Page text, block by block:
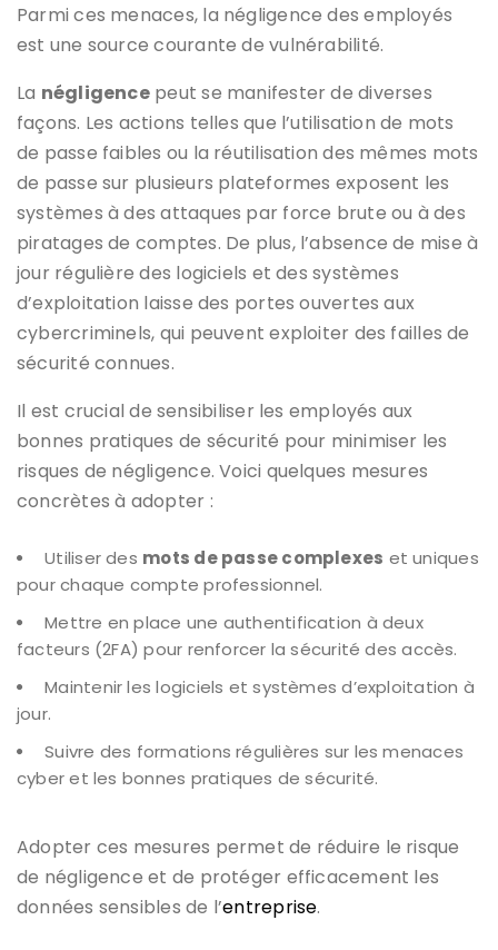
Parmi ces menaces, la négligence des employés
est une source courante de vulnérabilité.
La négligencepeut se manifester de diverses
façons. Les actions telles que l’utilisation de mots
de passe faibles ou la réutilisation des mêmes mots
de passe sur plusieurs plateformes exposent les
systèmes à des attaques par force brute ou à des
piratages de comptes. De plus, l’absence de mise à
jour régulière des logiciels et des systèmes
d’exploitation laisse des portes ouvertes aux
cybercriminels, qui peuvent exploiter des failles de
sécurité connues.
Il est crucial de sensibiliser les employés aux
bonnes pratiques de sécurité pour minimiser les
risques de négligence. Voici quelques mesures
concrètes à adopter :
Utiliser des mots de passe complexes et uniques
pour chaque compte professionnel.
Mettre en place une authentification à deux
facteurs (2FA) pour renforcer la sécurité des accès.
Maintenir les logiciels et systèmes d’exploitation à
jour.
Suivre des formations régulières sur les menaces
cyber et les bonnes pratiques de sécurité.
Adopter ces mesures permet de réduire le risque
de négligence et de protéger efficacement les
données sensibles de l’entreprise.